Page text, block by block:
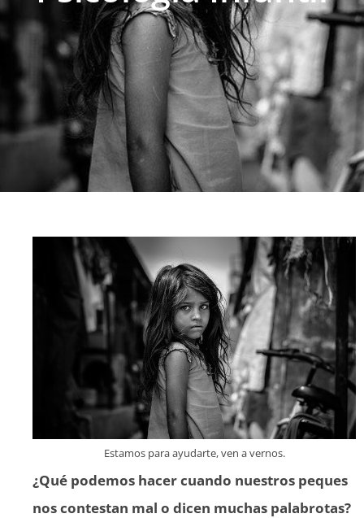
Estamos para ayudarte, ven a vernos.
¿Qué podemos hacer cuando nuestros peques
nos contestan mal o dicen muchas palabrotas?